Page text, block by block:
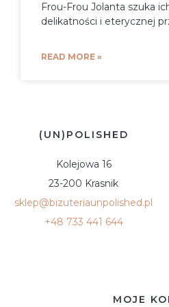
Frou-Frou Jolanta szuka
delikatności i eterycznej
READ MORE »
(UN)POLISHED
Kolejowa 16
23-200 Krasnik
sklep@bizuteriaunpolished.pl
+48 733 441 644
MOJE